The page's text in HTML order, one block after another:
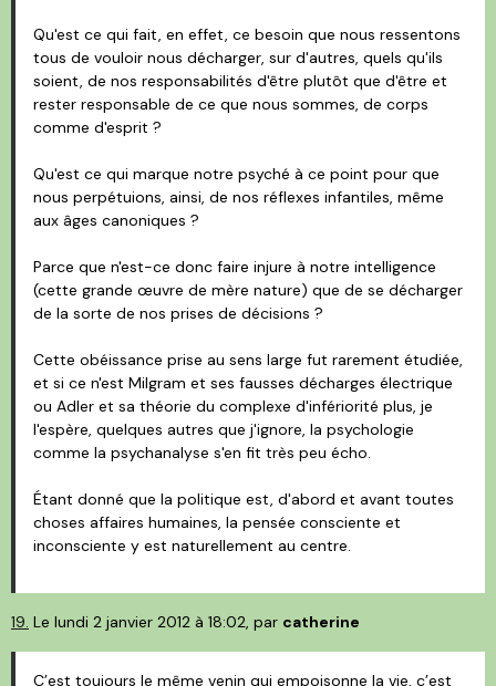
Qu'est ce qui fait, en effet, ce besoin que nous ressentons
tous de vouloir nous décharger, sur d'autres, quels qu'ils
soient, de nos responsabilités d'être plutôt que d'être et
rester responsable de ce que nous sommes, de corps
comme d'esprit ?
Qu'est ce qui marque notre psyché à ce point pour que
nous perpétuions, ainsi, de nos réflexes infantiles, même
aux âges canoniques ?
Parce que n'est-ce donc faire injure à notre intelligence
(cette grande œuvre de mère nature) que de se décharger
de la sorte de nos prises de décisions ?
Cette obéissance prise au sens large fut rarement étudiée,
et si ce n'est Milgram et ses fausses décharges électrique
ou Adler et sa théorie du complexe d'infériorité plus, je
l'espère, quelques autres que j'ignore, la psychologie
comme la psychanalyse s'en fit très peu écho.
Étant donné que la politique est, d'abord et avant toutes
choses affaires humaines, la pensée consciente et
inconsciente y est naturellement au centre.
19. Le lundi 2 janvier 2012 à 18:02, par catherine
C’est toujours le même venin qui empoisonne la vie, c’est